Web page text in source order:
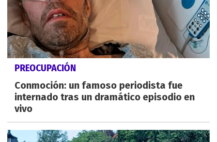
PREOCUPACIÓN
Conmoción: un famoso periodista fue
internado tras un dramático episodio en
vivo